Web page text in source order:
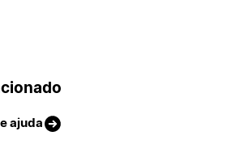
ajuda